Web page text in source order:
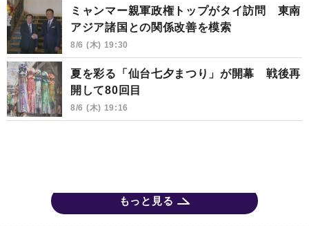
ミャンマー親軍政権トップがタイ訪問 東南
アジア諸国との関係改善を模索
8/6 (木) 19:30
夏を彩る「仙台七夕まつり」が開幕 戦後再
開して80回目
8/6 (木) 19:16
もっと見る